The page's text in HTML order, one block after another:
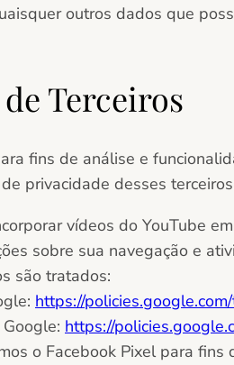
outros dados que
Terceiros
fins de análise e
privacidade desses
vídeos do YouTube
sobre sua navegação e
são tratados:
https://
https://
o Facebook Pixel para